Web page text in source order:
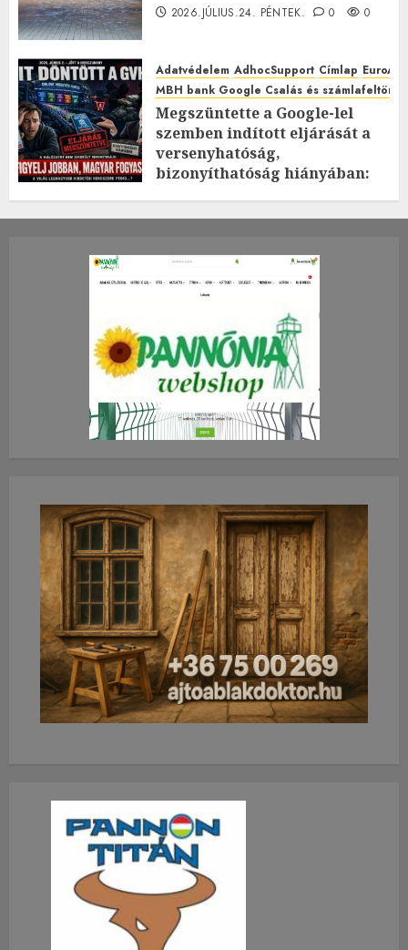
2026.JÚLIUS.24. PÉNTEK. 0 0
Adatvédelem AdhocSupport Címlap
MBH bank Google Csalás és
Megszüntette a Google-lel
szemben indított eljárását a
versenyhatóság,
bizonyíthatóság hiányában:
2026.JÚLIUS.23. CSÜTÖRTÖK.
0